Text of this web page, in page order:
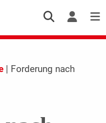
| Forderung nach